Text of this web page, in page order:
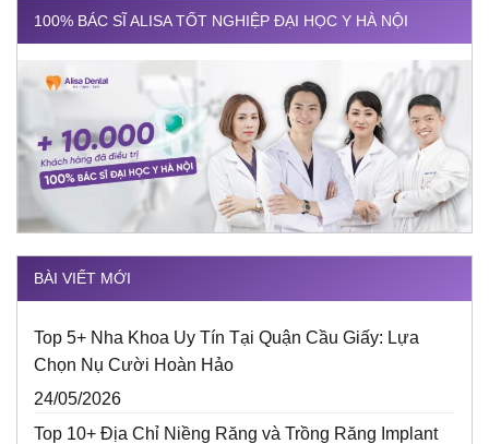
100% BÁC SĨ ALISA TỐT NGHIỆP ĐẠI HỌC Y HÀ NỘI
BÀI VIẾT MỚI
Top 5+ Nha Khoa Uy Tín Tại Quận Cầu Giấy: Lựa
Chọn Nụ Cười Hoàn Hảo
24/05/2026
Top 10+ Địa Chỉ Niềng Răng và Trồng Răng Implant